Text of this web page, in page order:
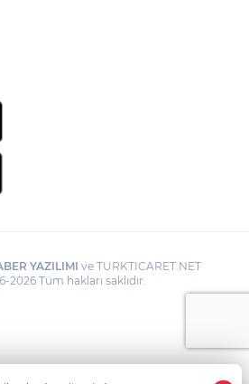
YAZILIMI ve TURKTICARET.NET
Tüm hakları saklıdır.